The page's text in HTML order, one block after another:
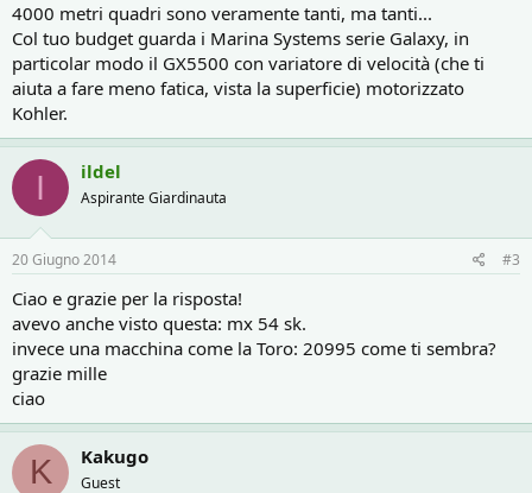
4000 metri quadri sono veramente tanti, ma tanti...
Col tuo budget guarda i Marina Systems serie Galaxy, in
particolar modo il GX5500 con variatore di velocità (che ti
aiuta a fare meno fatica, vista la superficie) motorizzato
Kohler.
I ildel
Aspirante Giardinauta
20 Giugno 2014 #3
Ciao e grazie per la risposta!
avevo anche visto questa: mx 54 sk.
invece una macchina come la Toro: 20995 come ti sembra?
grazie mille
ciao
K Kakugo
Guest